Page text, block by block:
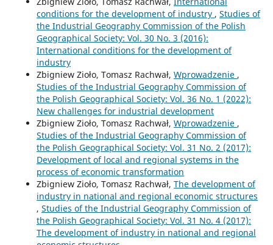
conditions for the development of industry , Studies of
the Industrial Geography Commission of the Polish
Geographical Society: Vol. 30 No. 3 (2016):
International conditions for the development of
industry
Zbigniew Zioło, Tomasz Rachwał, Wprowadzenie ,
Studies of the Industrial Geography Commission of
the Polish Geographical Society: Vol. 36 No. 1 (2022):
New challenges for industrial development
Zbigniew Zioło, Tomasz Rachwał, Wprowadzenie ,
Studies of the Industrial Geography Commission of
the Polish Geographical Society: Vol. 31 No. 2 (2017):
Development of local and regional systems in the
process of economic transformation
Zbigniew Zioło, Tomasz Rachwał, The development of
industry in national and regional economic structures
, Studies of the Industrial Geography Commission of
the Polish Geographical Society: Vol. 31 No. 4 (2017):
The development of industry in national and regional